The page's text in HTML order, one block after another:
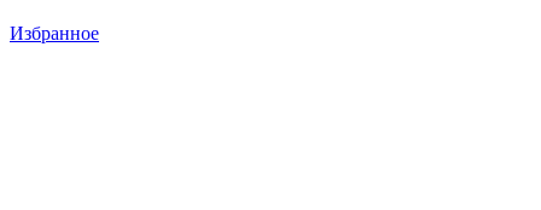
Избранное